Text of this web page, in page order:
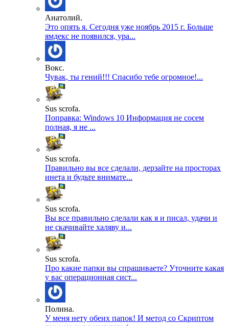
Анатолий.
Это опять я. Сегодня уже ноябрь 2015 г. Больше
ямдекс не появился, ура...
Вокс.
Чувак, ты гений!!! Спасибо тебе огромное!...
Sus scrofa.
Поправка: Windows 10 Информация не сосем
полная, я не ...
Sus scrofa.
Правильно вы все сделали, дерзайте на просторах
инета и будьте внимате...
Sus scrofa.
Вы все правильно сделали как я и писал, удачи и
не скачивайте халяву и...
Sus scrofa.
Про какие папки вы спрашиваете? Уточните какая
у вас операционная сист...
Полина.
У меня нету обеих папок! И метод со Скриптом